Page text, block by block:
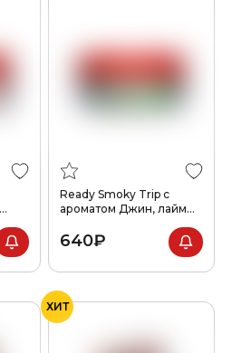
Ready Smoky Trip с
ароматом Джин, лайм
640₽
ХИТ